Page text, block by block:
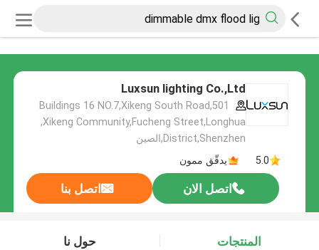
Luxsun lighting Co.,Ltd
501,Buildings 16 NO.7,Xikeng South Road
,Xikeng Community,Fucheng Street,Longhua
District,Shenzhen,الصين
5.0
يدقّق ممون
اتصل الان اتصل بنا
المنتجات حول نا